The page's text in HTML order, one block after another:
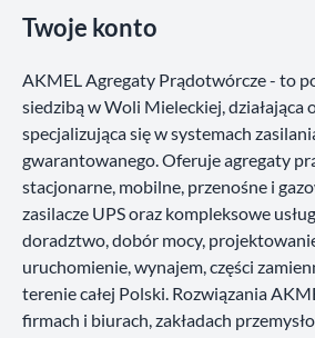
Twoje konto
AKMEL Agregaty Prądotwórcze - to
siedzibą w Woli Mieleckiej, działająca
specjalizująca się w systemach
gwarantowanego. Oferuje agregaty
stacjonarne, mobilne, przenośne i
zasilacze UPS oraz kompleksowe
doradztwo, dobór mocy,
uruchomienie, wynajem, części
terenie całej Polski. Rozwiązania
firmach i biurach, zakładach